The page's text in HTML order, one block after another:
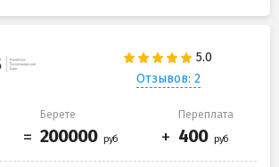
Отзывов: 2
Берете Переплата